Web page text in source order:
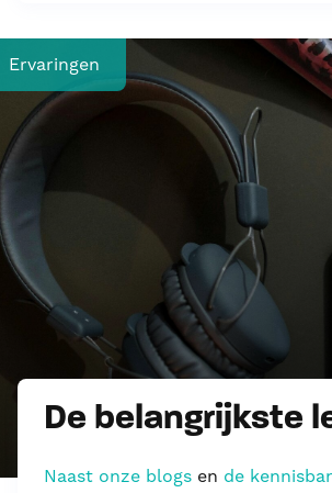
Ervaringen
De belangrijkste
Naast onze blogsen de